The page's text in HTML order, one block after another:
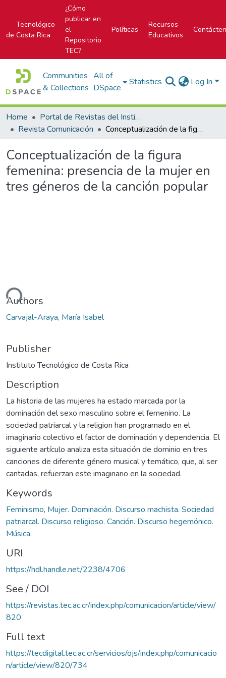
Tecnológico
de Costa Rica
¿Cómo
publicar en
el
Repositorio
TEC?
Políticas
Recursos
Educativos
Communities
& Collections
All of
DSpace
Statistics Log In
Home
Portal de Revistas del Instituto Tecnológico de Costa Rica
Revista Comunicación
Conceptualización de la figura femenina: presencia de la mujer en tres géneros de la canción popular
Conceptualización de la figura
femenina: presencia de la mujer en
tres géneros de la canción popular
Authors
Carvajal-Araya, María Isabel
Publisher
Instituto Tecnológico de Costa Rica
Description
La historia de las mujeres ha estado marcada por la
dominación del sexo masculino sobre el femenino. La
sociedad patriarcal y la religion han programado en el
imaginario colectivo el factor de dominación y dependencia. El
siguiente artículo analiza esta situación de dominio en tres
canciones de diferente género musical y temático, que, al ser
cantadas, refuerzan este imaginario en la sociedad.
Keywords
Feminismo, Mujer. Dominación. Discurso machista. Sociedad
patriarcal. Discurso religioso. Canción. Discurso hegemónico.
Música.
URI
https://hdl.handle.net/2238/4706
See / DOI
https://revistas.tec.ac.cr/index.php/comunicacion/article/view/
820
Full text
https://tecdigital.tec.ac.cr/servicios/ojs/index.php/comunicacio
n/article/view/820/734